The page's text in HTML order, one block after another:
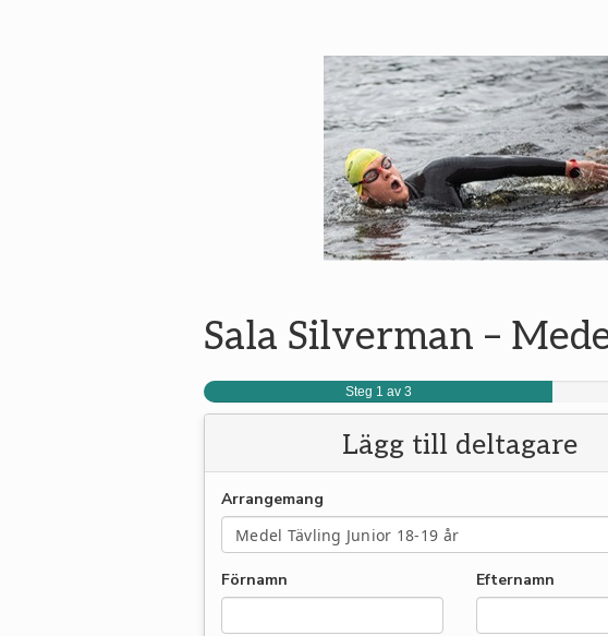
Sala Silverman –
Steg 1 av 3
Lägg till deltagare
Arrangemang
Förnamn Efternamn